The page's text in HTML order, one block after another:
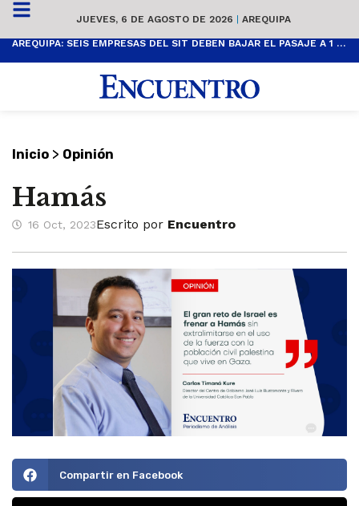
JUEVES, 6 DE AGOSTO DE 2026 | AREQUIPA
AREQUIPA: SEIS EMPRESAS DEL SIT DEBEN BAJAR EL PASAJE A 1 SOL
Inicio > Opinión
Hamás
16 Oct, 2023Escrito por Encuentro
Compartir en Facebook